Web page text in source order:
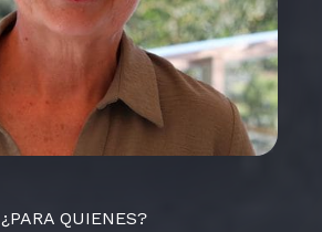
¿PARA QUIENES?